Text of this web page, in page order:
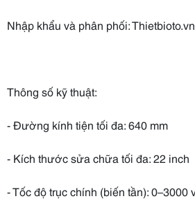
Nhập khẩu và phân phối: Thietbioto.vn
Thông số kỹ thuật:
- Đường kính tiện tối đa: 640 mm
- Kích thước sửa chữa tối đa: 22 inch
- Tốc độ trục chính (biến tần): 0–3000